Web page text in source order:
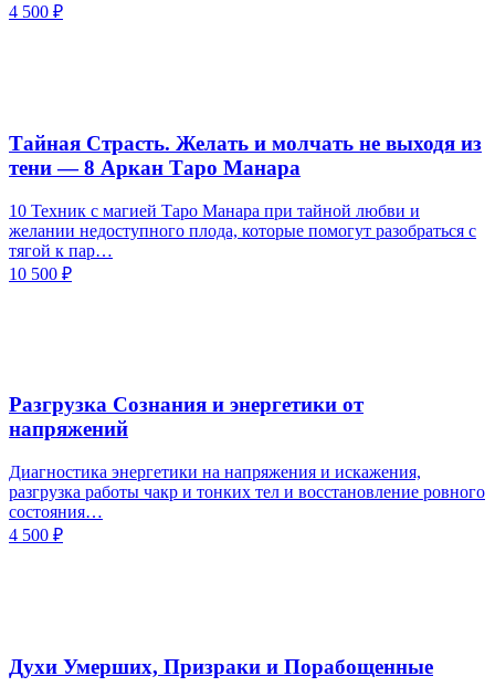
4 500 ₽
Тайная Страсть. Желать и молчать не выходя из
тени — 8 Аркан Таро Манара
10 Техник с магией Таро Манара при тайной любви и
желании недоступного плода, которые помогут разобраться с
тягой к пар…
10 500 ₽
Разгрузка Сознания и энергетики от
напряжений
Диагностика энергетики на напряжения и искажения,
разгрузка работы чакр и тонких тел и восстановление ровного
состояния…
4 500 ₽
Духи Умерших, Призраки и Порабощенные